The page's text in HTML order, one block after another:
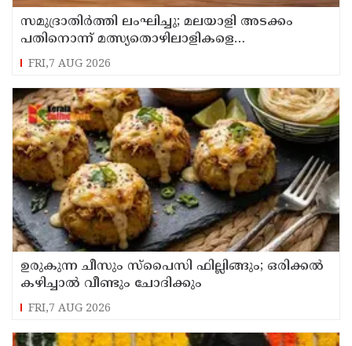
സമുദ്രാതിർത്തി ലംഘിച്ചു; മലയാളി അടക്കം
പതിനൊന്ന് മത്സ്യതൊഴിലാളികളെ
കസ്റ്റഡിയിലെടുത്ത് ശ്രീലങ്കൻ നാവികസേന
FRI,7 AUG 2026
ഉരുകുന്ന ചീസും സ്പൈസി ഫില്ലിങ്ങും; ഒരിക്കൽ
കഴിച്ചാൽ വീണ്ടും ചോദിക്കും
FRI,7 AUG 2026